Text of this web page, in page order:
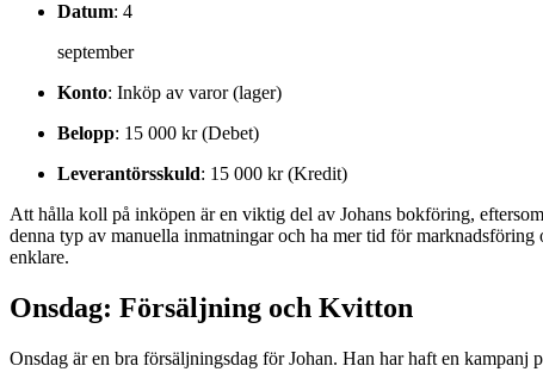
Datum: 4
september
Konto: Inköp av varor (lager)
Belopp: 15 000 kr (Debet)
Leverantörsskuld: 15 000 kr (Kredit)
Att hålla koll på inköpen är en viktig del av Johans bokföring,
denna typ av manuella inmatningar och ha mer tid för
enklare.
Onsdag: Försäljning och Kvitton
Onsdag är en bra försäljningsdag för Johan. Han har haft en kampanj